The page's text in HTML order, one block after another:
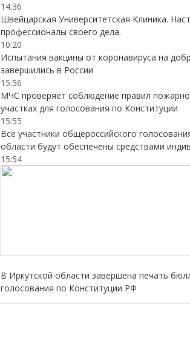
14:36
Швейцарская Университетская Клиника.
профессионалы своего дела.
10:20
Испытания вакцины от коронавируса на
завершились в России
15:56
МЧС проверяет соблюдение правил
участках для голосования по Конституции
15:55
Все участники общероссийского
области будут обеспечены средствами
15:54
В Иркутской области завершена печать
голосования по Конституции РФ